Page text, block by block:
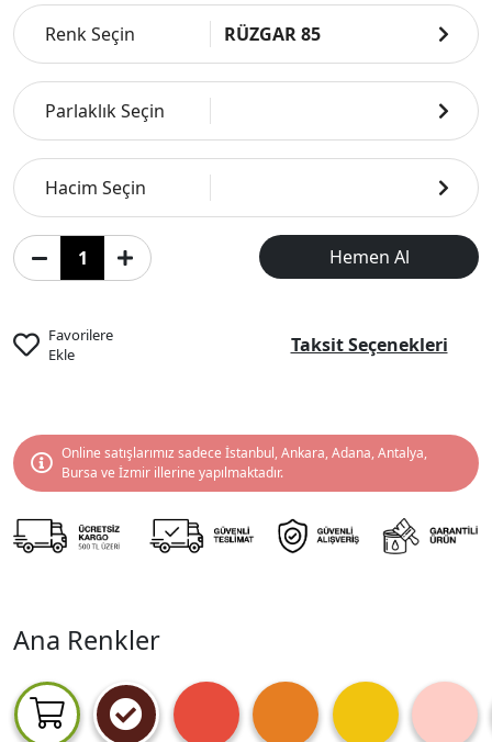
Renk Seçin RÜZGAR 85
Parlaklık Seçin
Hacim Seçin
Hemen Al
Favorilere
Ekle
Taksit Seçenekleri
Online satışlarımız sadece İstanbul, Ankara, Adana, Antalya,
Bursa ve İzmir illerine yapılmaktadır.
Ana Renkler